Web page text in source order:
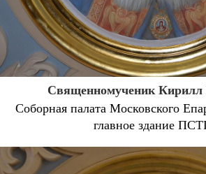
Священномученик Кирилл
Соборная палата Московского
главное здание